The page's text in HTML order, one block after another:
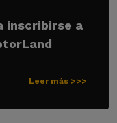
inscribirse a
Leer más >>>